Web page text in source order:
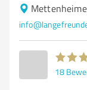
18